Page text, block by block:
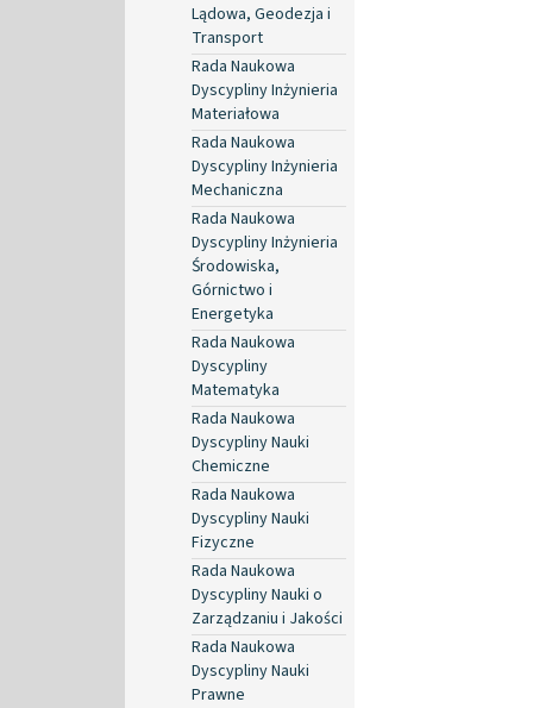
Lądowa, Geodezja i
Transport
Rada Naukowa
Dyscypliny Inżynieria
Materiałowa
Rada Naukowa
Dyscypliny Inżynieria
Mechaniczna
Rada Naukowa
Dyscypliny Inżynieria
Środowiska,
Górnictwo i
Energetyka
Rada Naukowa
Dyscypliny
Matematyka
Rada Naukowa
Dyscypliny Nauki
Chemiczne
Rada Naukowa
Dyscypliny Nauki
Fizyczne
Rada Naukowa
Dyscypliny Nauki o
Zarządzaniu i Jakości
Rada Naukowa
Dyscypliny Nauki
Prawne